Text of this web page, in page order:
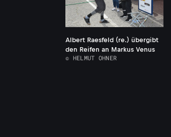
Albert Raesfeld (re.) übergibt
den Reifen an Markus Venus
© HELMUT OHNER